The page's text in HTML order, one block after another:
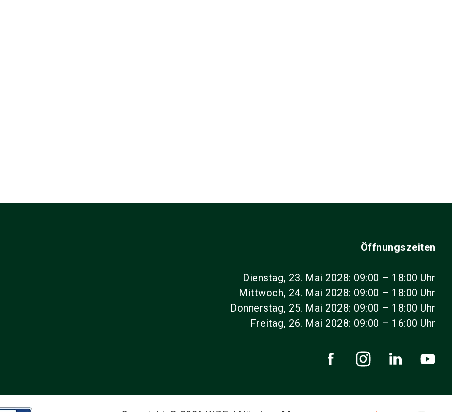
Öffnungszeiten
Dienstag, 23. Mai 2028: 09:00 – 18:00 Uhr
Mittwoch, 24. Mai 2028: 09:00 – 18:00 Uhr
Donnerstag, 25. Mai 2028: 09:00 – 18:00 Uhr
Freitag, 26. Mai 2028: 09:00 – 16:00 Uhr